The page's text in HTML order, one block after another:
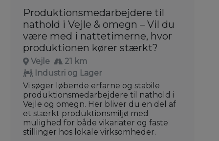
Produktionsmedarbejdere til
nathold i Vejle & omegn – Vil du
være med i nattetimerne, hvor
produktionen kører stærkt?
Vejle
21 km
Industri og Lager
Vi søger løbende erfarne og stabile
produktionsmedarbejdere til nathold i
Vejle og omegn. Her bliver du en del af
et stærkt produktionsmiljø med
mulighed for både vikariater og faste
stillinger hos lokale virksomheder.